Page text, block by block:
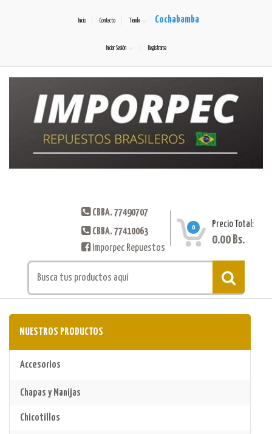
Inicio Contacto Tienda Cochabamba
Iniciar Sesión Registrarse
CBBA. 77490707
CBBA. 77410063
Imporpec Repuestos
0 Precio Total:
0.00 Bs.
NUESTROS PRODUCTOS
Accesorios
Chapas y Manijas
Chicotillos